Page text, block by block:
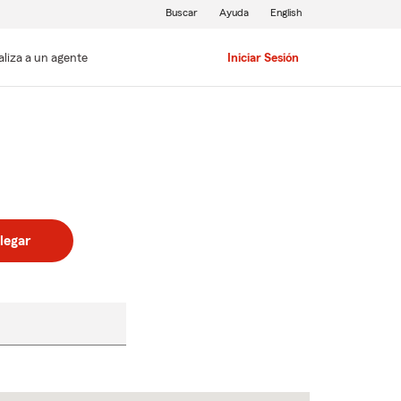
a un agente Iniciar Sesión
Buscar Ayuda English